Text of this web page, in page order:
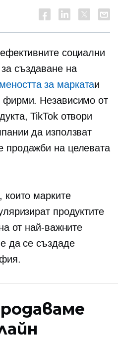
социални
създаване на
за маркатаи
фирми. Независимо от
TikTok отвори
да използват
продажби на целевата
които марките
продуктите
от най-важните
да се създаде